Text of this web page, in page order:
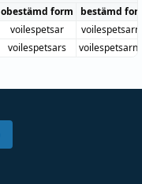
obestämd form
bestämd
voilespetsar
voilespetsars